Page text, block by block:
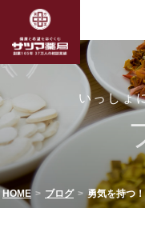
いっしょ
HOME ブログ 勇気を持つ！